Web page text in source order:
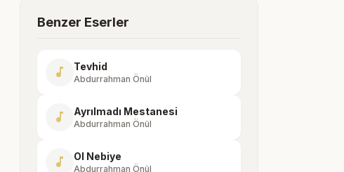
Benzer Eserler
music_note Tevhid
Abdurrahman Önül
music_note Ayrılmadı Mestanesi
Abdurrahman Önül
music_note Ol Nebiye
Abdurrahman Önül